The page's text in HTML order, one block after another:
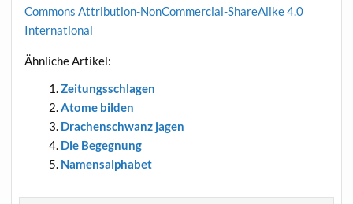
Com­mons Attri­bu­ti­on-Non­Com­mer­cial-ShareA­li­ke 4.0
International
Ähn­li­che Artikel:
Zei­tungs­schla­gen
Ato­me bilden
Dra­chen­schwanz jagen
Die Begeg­nung
Namen­s­al­pha­bet